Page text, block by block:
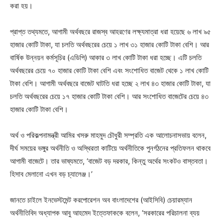
করা হয়।
প্রাপ্ত তথ্যমতে, আগামী অর্থবছরে রাজস্ব আহরণের লক্ষ্যমাত্রা ধরা হয়েছে ৬ লাখ ৯৫
হাজার কোটি টাকা, যা চলতি অর্থবছরের চেয়ে ১ লাখ ৩১ হাজার কোটি টাকা বেশি। আর
বার্ষিক উন্নয়ন কর্মসূচির (এডিপি) আকার ৩ লাখ কোটি টাকা ধরা হচ্ছে। এটি চলতি
অর্থবছরের চেয়ে ৭০ হাজার কোটি টাকা বেশি এবং সংশোধিত বাজেট থেকে ১ লাখ কোটি
টাকা বেশি। আগামী অর্থবছরে বাজেট ঘাটতি ধরা হচ্ছে ২ লাখ ৪৩ হাজার কোটি টাকা, যা
চলতি অর্থবছরের চেয়ে ১৭ হাজার কোটি টাকা বেশি। আর সংশোধিত বাজেটের চেয়ে ৪৩
হাজার কোটি টাকা বেশি।
অর্থ ও পরিকল্পনামন্ত্রী আমির খসরু মাহমুদ চৌধুরী সম্প্রতি এক আলোচনাসভায় বলেন,
দীর্ঘ সময়ের ভঙ্গুর অর্থনীতি ও অস্থিরতা কাটিয়ে অর্থনীতিকে পুনর্গঠনের প্রতিফলন থাকবে
আগামী বাজেটে। তার ভাষ্যমতে, ‘বাজেট বড় দরকার, কিন্তু অর্থের সংকটও বাস্তবতা।
হিসাব মেলানো এখন বড় চ্যালেঞ্জ।’
জানতে চাইলে ইনভেস্টমেন্ট করপোরেশন অব বাংলাদেশের (আইসিবি) চেয়ারম্যান
অর্থনীতিবিদ অধ্যাপক আবু আহমেদ ইত্তেফাককে বলেন, ‘সরকারের পরিচালনা ব্যয়